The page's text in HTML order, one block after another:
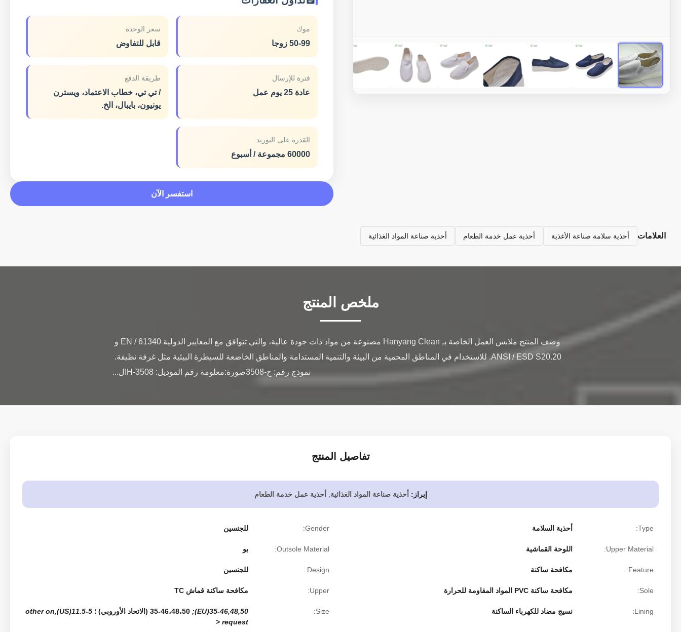
موك
50-99 زوجا
سعر الوحدة
قابل للتفاوض
فترة للإرسال
عادة 25 يوم عمل
طريقة الدفع
/ تي تي، خطاب الاعتماد، ويسترن
يونيون، بايبال، الخ.
القدرة على التوريد
60000 مجموعة / أسبوع
استفسر الآن
العلامات أحذية سلامة صناعة الأغذية أحذية عمل خدمة الطعام أحذية صناعة المواد الغذائية
ملخص المنتج
نموذج رقم: ح-3508صورة:معلومة رقم الموديل: H-3508ال...
تفاصيل المنتج
إبراز: أحذية صناعة المواد الغذائية أحذية عمل خدمة الطعام
Type: أحذية السلامة Gender: للجنسين
Upper Material: اللوحة القماشية Outsole Material: بو
Feature: مكافحة ساكنة Design: للجنسين
Sole: مكافحة ساكنة PVC المواد المقاومة للحرارة Upper: مكافحة ساكنة قماش TC
Lining: نسيج مضاد للكهرباء الساكنة Size:
35-46,48,50(EU); 35-46،48،50 (الاتحاد الأوروبي) ؛
5-11.5(US),other on
request
<